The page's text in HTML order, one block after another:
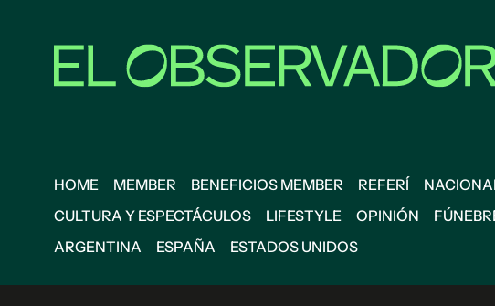
HOME MEMBER BENEFICIOS MEMBER REFERÍ
CULTURA Y ESPECTÁCULOS
LIFESTYLE OPINIÓN
ARGENTINA
ESPAÑA ESTADOS UNIDOS